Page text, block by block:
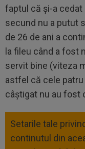
faptul că şi-a
secund nu a putut
de 26 de ani a
la fileu când a fost
servit bine (viteza
astfel că cele
câştigat nu au fost
Setarile tale
continutul din